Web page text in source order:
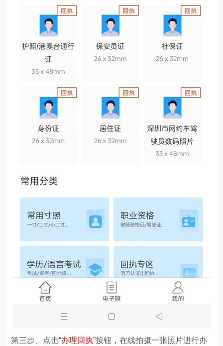
第三步、点击“办理回执”按钮，在线拍摄一张照片进行办